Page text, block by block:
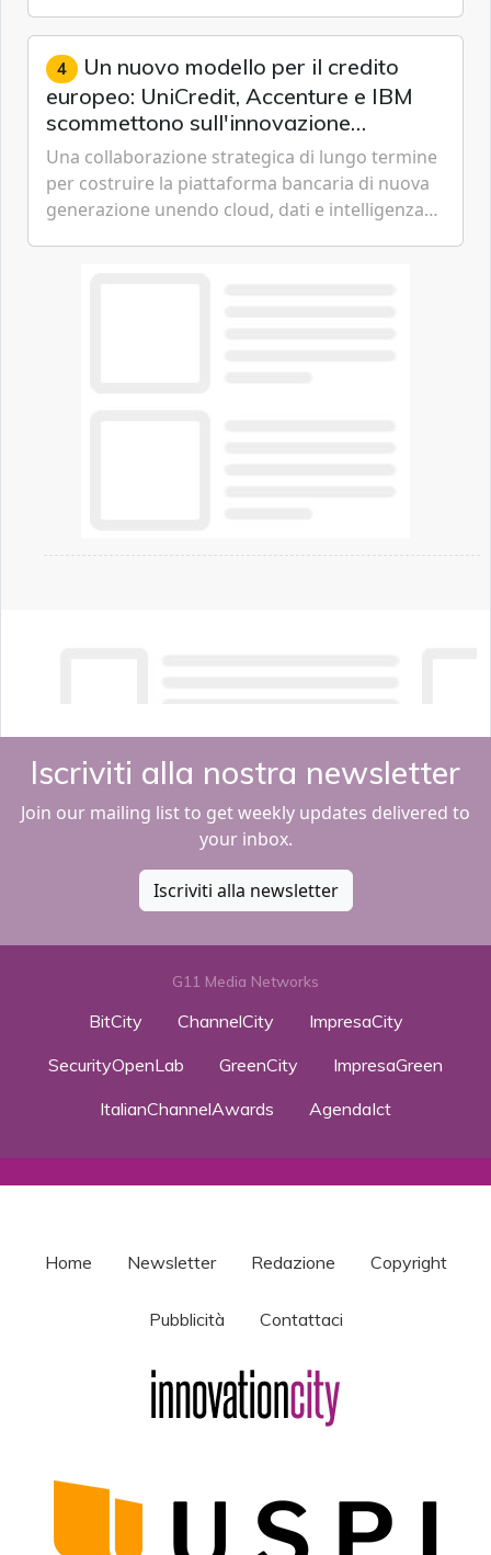
artificiale dell'azienda di Mark Zuckerberg.
4 Un nuovo modello per il credito
europeo: UniCredit, Accenture e IBM
scommettono sull'innovazione
tecnologica
Una collaborazione strategica di lungo termine
per costruire la piattaforma bancaria di nuova
generazione unendo cloud, dati e intelligenza
Iscriviti alla nostra newsletter
Join our mailing list to get weekly updates delivered to
your inbox.
Iscriviti alla newsletter
G11 Media Networks
BitCity ChannelCity
ImpresaCity
SecurityOpenLab
GreenCity
ImpresaGreen
ItalianChannelAwards
AgendaIct
Home Newsletter Redazione Copyright
Pubblicità Contattaci